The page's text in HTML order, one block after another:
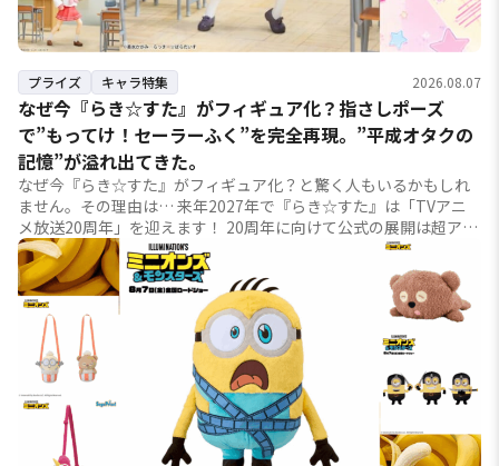
プライズ キャラ特集 2026.08.07
なぜ今『らき☆すた』がフィギュア化？指さしポーズ
で”もってけ！セーラーふく”を完全再現。”平成オタクの
記憶”が溢れ出てきた。
なぜ今『らき☆すた』がフィギュア化？と驚く人もいるかもしれ
ません。その理由は… 来年2027年で『らき☆すた』は「TVアニ
メ放送20周年」を迎えます！ 20周年に向けて公式の展開は超アク
ティブ！ 今年の...